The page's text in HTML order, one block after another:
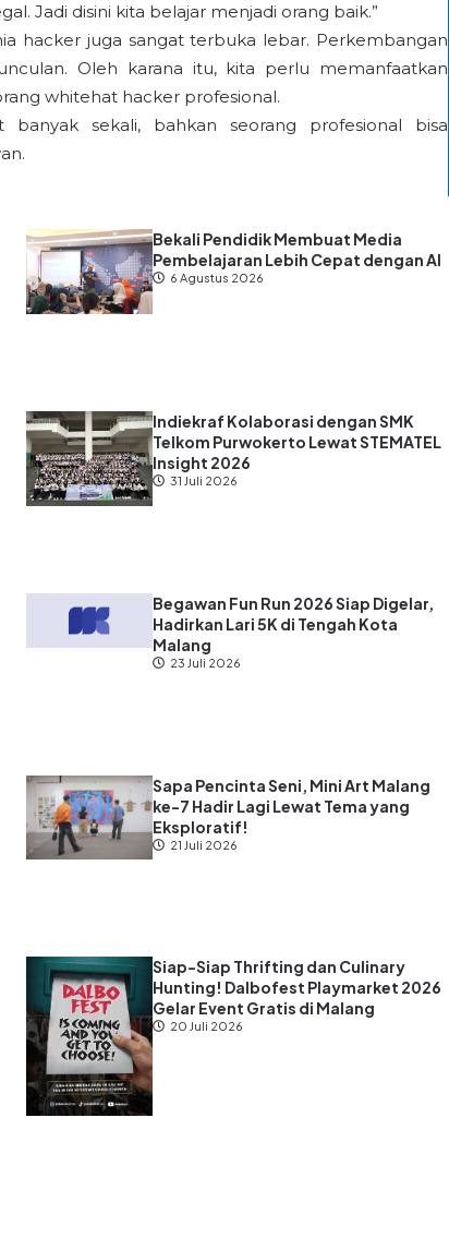
Jadi disini kita belajar menjadi orang baik.”
hacker juga sangat terbuka lebar. Perkembangan
Oleh karana itu, kita perlu memanfaatkan
whitehat hacker profesional.
sekali, bahkan seorang profesional bisa
Bekali Pendidik Membuat Media
Pembelajaran Lebih Cepat dengan AI
6 Agustus 2026
Indiekraf Kolaborasi dengan SMK
Telkom Purwokerto Lewat STEMATEL
Insight 2026
31 Juli 2026
Begawan Fun Run 2026 Siap Digelar,
Hadirkan Lari 5K di Tengah Kota
Malang
23 Juli 2026
Sapa Pencinta Seni, Mini Art Malang
ke-7 Hadir Lagi Lewat Tema yang
Eksploratif!
21 Juli 2026
Siap-Siap Thrifting dan Culinary
Hunting! Dalbofest Playmarket 2026
Gelar Event Gratis di Malang
20 Juli 2026